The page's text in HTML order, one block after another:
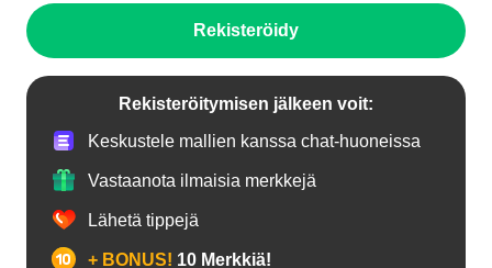
Rekisteröidy
Rekisteröitymisen jälkeen voit:
Keskustele mallien kanssa chat-huoneissa
Vastaanota ilmaisia merkkejä
Lähetä tippejä
+ BONUS! 10 Merkkiä!